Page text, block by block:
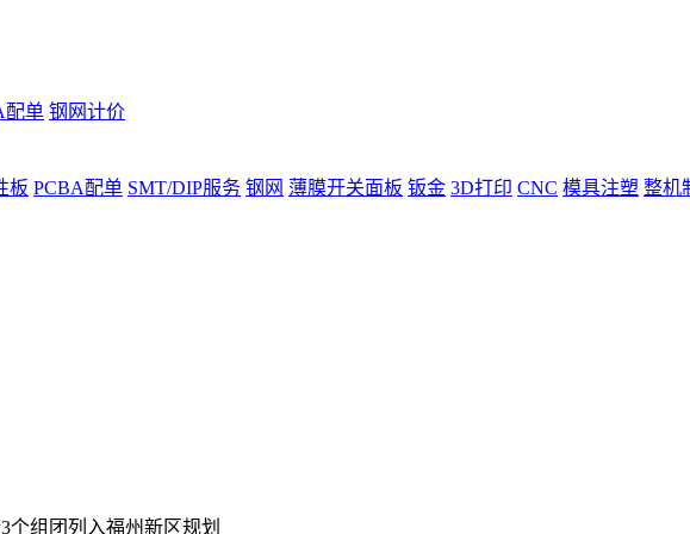
配单 钢网计价
板 PCBA配单 SMT/DIP服务 钢网 薄膜开关面板 钣金 3D打印 CNC 模具注塑 整机
个组团列入福州新区规划